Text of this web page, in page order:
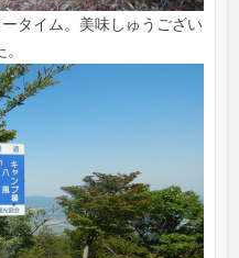
タイム。美味しゅうござい